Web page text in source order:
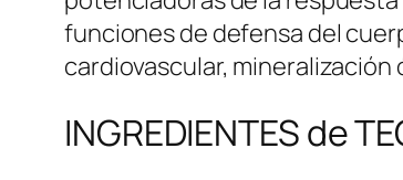
funciones de defensa del
cardiovascular,
INGREDIENTES de